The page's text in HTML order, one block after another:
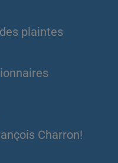
plaintes
Charron!